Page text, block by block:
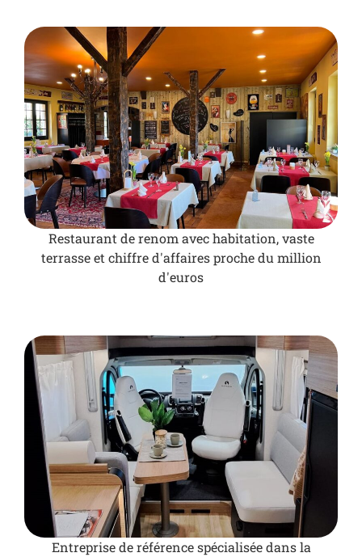
Restaurant de renom avec habitation, vaste
terrasse et chiffre d'affaires proche du million
d'euros
Entreprise de référence spécialisée dans la